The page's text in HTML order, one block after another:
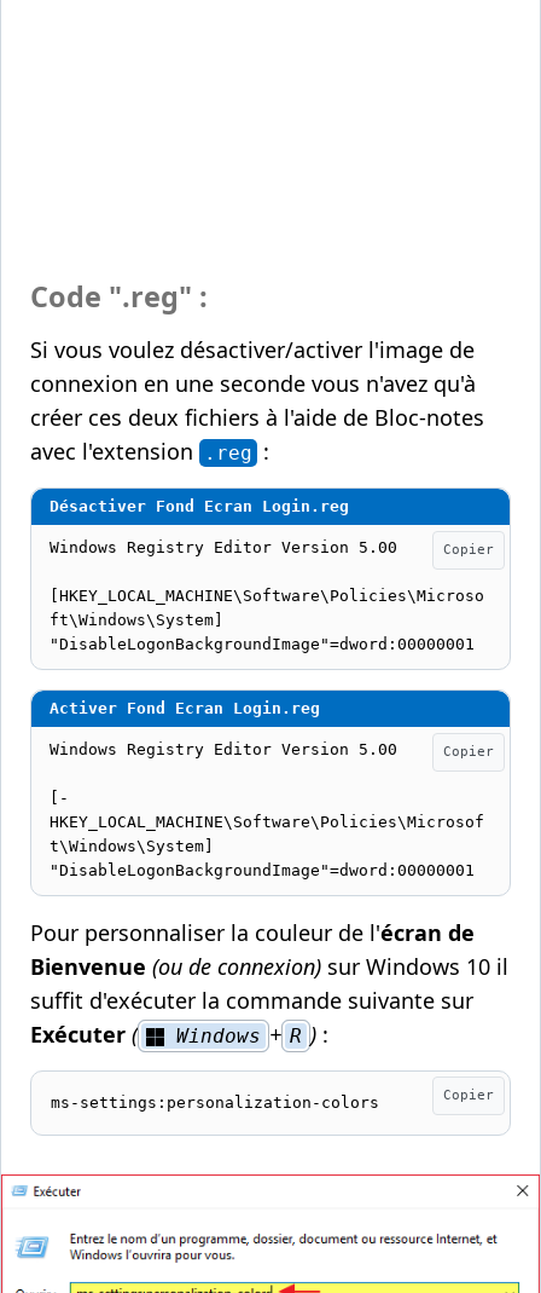
Code ".reg" :
Si vous voulez désactiver/activer l'image de
connexion en une seconde vous n'avez qu'à
créer ces deux fichiers à l'aide de Bloc-notes
avec l'extension
.reg :
Copier
Windows Registry Editor Version 5.00
[HKEY_LOCAL_MACHINE\Software\Policies\Microso
ft\Windows\System]
"DisableLogonBackgroundImage"=dword:00000001
Copier
Windows Registry Editor Version 5.00
[-
HKEY_LOCAL_MACHINE\Software\Policies\Microsof
t\Windows\System]
"DisableLogonBackgroundImage"=dword:00000001
Pour personnaliser la couleur de l'écran de
Bienvenue (ou de connexion) sur Windows 10 il
suffit d'exécuter la commande suivante sur
Exécuter ( Windows + R ) :
Copier
ms-settings:personalization-colors